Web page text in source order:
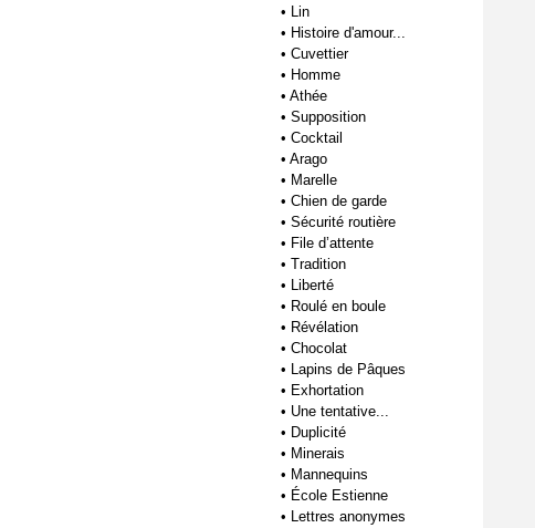
• Lin
• Histoire d'amour...
• Cuvettier
• Homme
• Athée
• Supposition
• Cocktail
• Arago
• Marelle
• Chien de garde
• Sécurité routière
• File d’attente
• Tradition
• Liberté
• Roulé en boule
• Révélation
• Chocolat
• Lapins de Pâques
• Exhortation
• Une tentative...
• Duplicité
• Minerais
• Mannequins
• École Estienne
• Lettres anonymes